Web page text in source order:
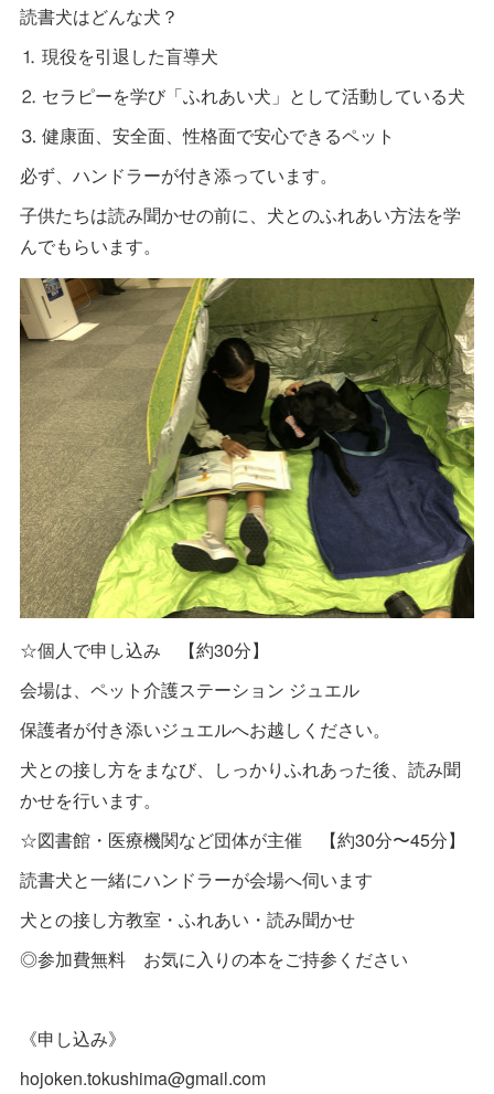
読書犬はどんな犬？
⒈ 現役を引退した盲導犬
⒉ セラピーを学び「ふれあい犬」として活動している犬
⒊ 健康面、安全面、性格面で安心できるペット
必ず、ハンドラーが付き添っています。
子供たちは読み聞かせの前に、犬とのふれあい方法を学
んでもらいます。
☆個人で申し込み 【約30分】
会場は、ペット介護ステーション ジュエル
保護者が付き添いジュエルへお越しください。
犬との接し方をまなび、しっかりふれあった後、読み聞
かせを行います。
☆図書館・医療機関など団体が主催 【約30分〜45分】
読書犬と一緒にハンドラーが会場へ伺います
犬との接し方教室・ふれあい・読み聞かせ
◎参加費無料 お気に入りの本をご持参ください
《申し込み》
hojoken.tokushima@gmail.com